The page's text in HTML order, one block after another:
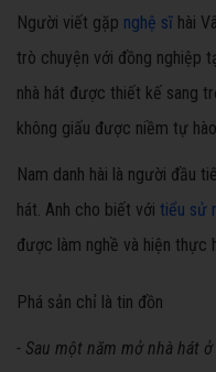
Người viết gặp nghệ sĩ hài
trò chuyện với đồng nghiệp
nhà hát được thiết kế sang
không giấu được niềm tự
Nam danh hài là người đầu
hát. Anh cho biết với tiểu sử
được làm nghề và hiện thực
Phá sản chỉ là tin đồn
- Sau một năm mở nhà hát